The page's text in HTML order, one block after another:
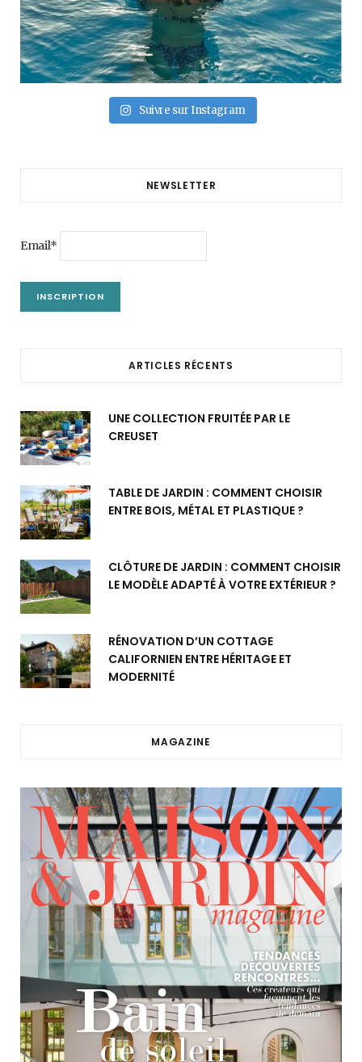
Suivre sur Instagram
NEWSLETTER
Email*
ARTICLES RÉCENTS
UNE COLLECTION FRUITÉE PAR LE
CREUSET
TABLE DE JARDIN : COMMENT CHOISIR
ENTRE BOIS, MÉTAL ET PLASTIQUE ?
CLÔTURE DE JARDIN : COMMENT CHOISIR
LE MODÈLE ADAPTÉ À VOTRE EXTÉRIEUR ?
RÉNOVATION D’UN COTTAGE
CALIFORNIEN ENTRE HÉRITAGE ET
MODERNITÉ
MAGAZINE